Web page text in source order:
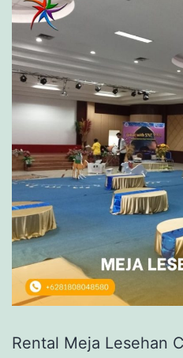
Rental Meja Lesehan